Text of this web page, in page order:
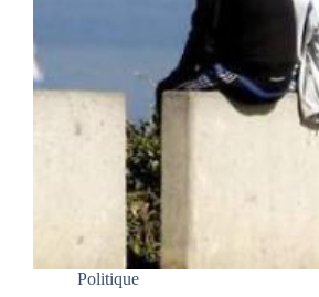
Politique